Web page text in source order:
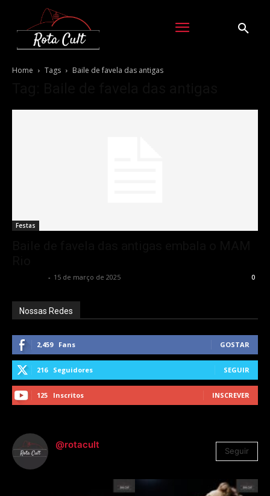
Home Tags Baile de favela das antigas
Festas
- 15 de março de 2025 0
Nossas Redes
2,459 Fans GOSTAR
216 Seguidores SEGUIR
125 Inscritos INSCREVER
@rotacult
Seguir